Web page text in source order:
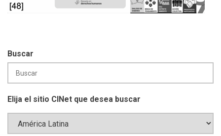
Buscar
Elija el sitio CINet que desea buscar